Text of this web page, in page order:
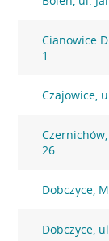
Cianowice
1
Czajowice,
26
Dobczyce,
Dobczyce,